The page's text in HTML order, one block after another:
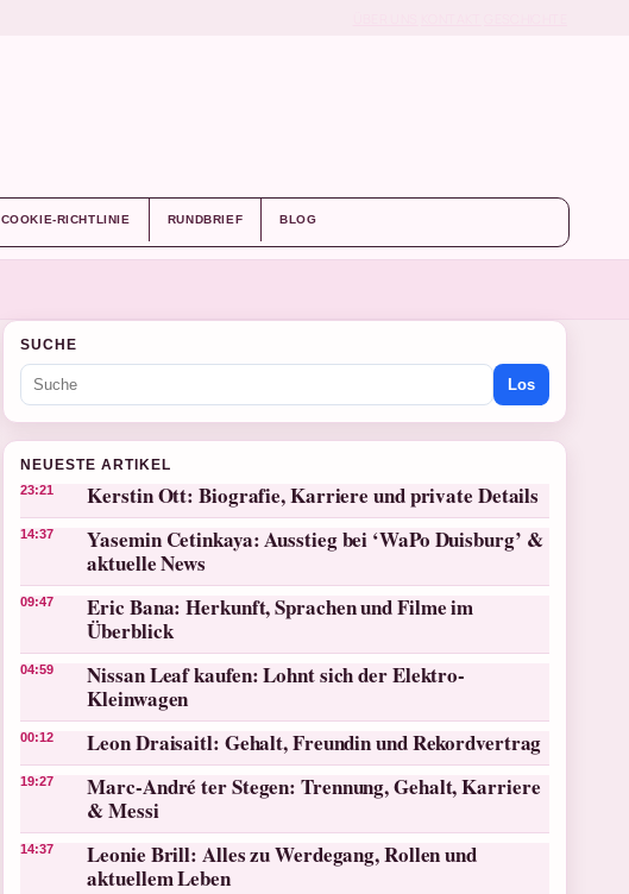
COOKIE-RICHTLINIE RUNDBRIEF BLOG
SUCHE
Los
NEUESTE ARTIKEL
23:21 Kerstin Ott: Biografie, Karriere und private Details
14:37
Yasemin Cetinkaya: Ausstieg bei ‘WaPo Duisburg’ &
aktuelle News
09:47
Eric Bana: Herkunft, Sprachen und Filme im
Überblick
04:59
Nissan Leaf kaufen: Lohnt sich der Elektro-
Kleinwagen
00:12 Leon Draisaitl: Gehalt, Freundin und Rekordvertrag
19:27
Marc-André ter Stegen: Trennung, Gehalt, Karriere
& Messi
14:37
Leonie Brill: Alles zu Werdegang, Rollen und
aktuellem Leben